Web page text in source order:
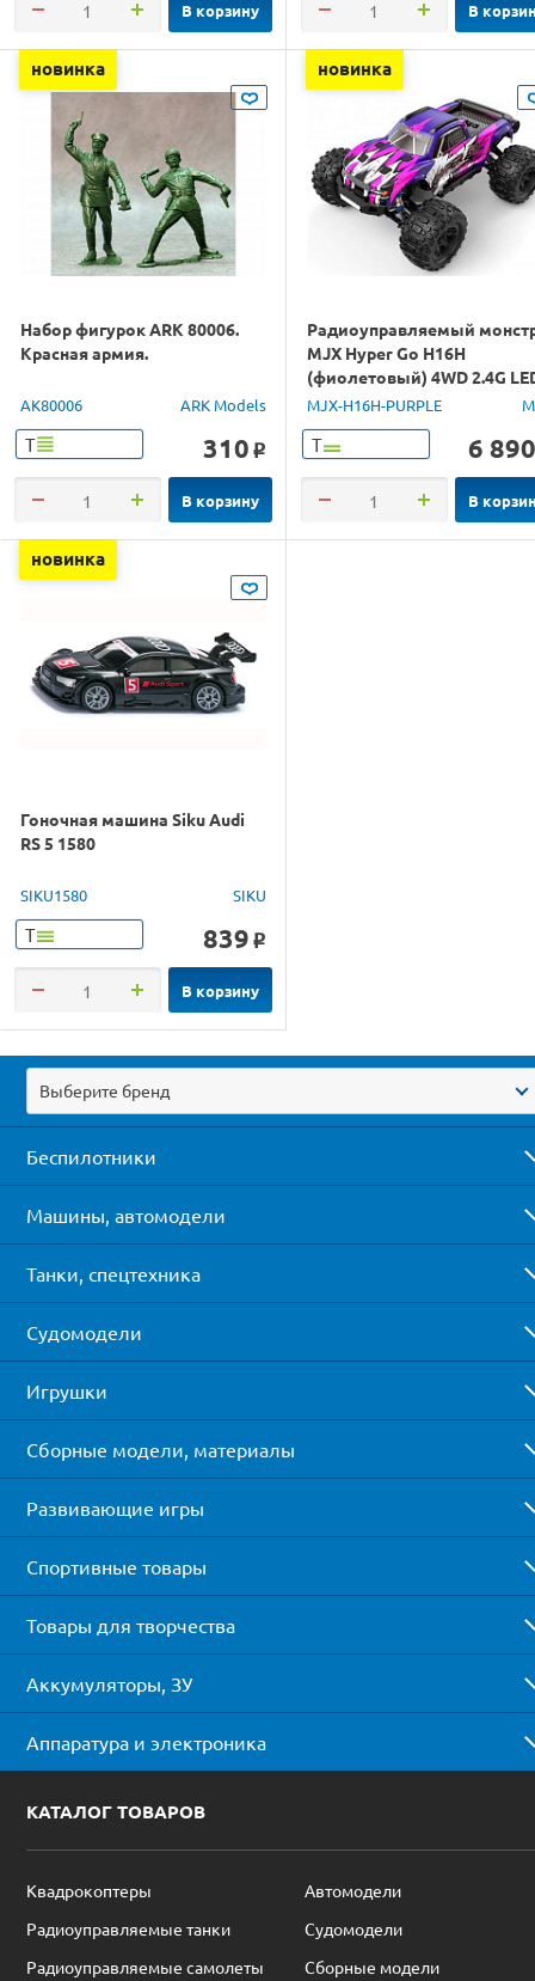
В корзину В
новинка
Набор фигурок ARK 80006.
Красная армия.
AK80006 ARK Models
Т 310 o
В корзину
новинка
Радиоуправляемый
MJX Hyper Go H16H
(фиолетовый) 4WD 2.4G
GPS 1/16 RTR
MJX-H16H-PURPLE
Т 6 890
В
новинка
Гоночная машина Siku Audi
RS 5 1580
SIKU1580 SIKU
Т 839 o
В корзину
Выберите бренд
Беспилотники
Машины, автомодели
Танки, спецтехника
Судомодели
Игрушки
Сборные модели, материалы
Развивающие игры
Спортивные товары
Товары для творчества
Аккумуляторы, ЗУ
Аппаратура и электроника
КАТАЛОГ ТОВАРОВ
Квадрокоптеры
Автомодели
Радиоуправляемые танки
Судомодели
Радиоуправляемые самолеты
Сборные модели